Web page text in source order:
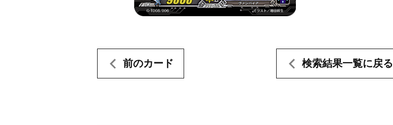
前のカード 検索結果一覧に戻る